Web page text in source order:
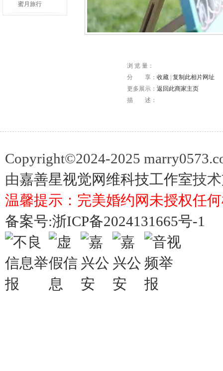
蜜月旅行
浏 览 量：
分 享： 收藏 复制此相片网址
更多展示： 返回此商家主页
描 述：
Copyright©2024-2025
由嘉善星视觉网维科技工作室技
温馨提示：完美婚约网未授权任
备案号:浙ICP备2024131665号-1